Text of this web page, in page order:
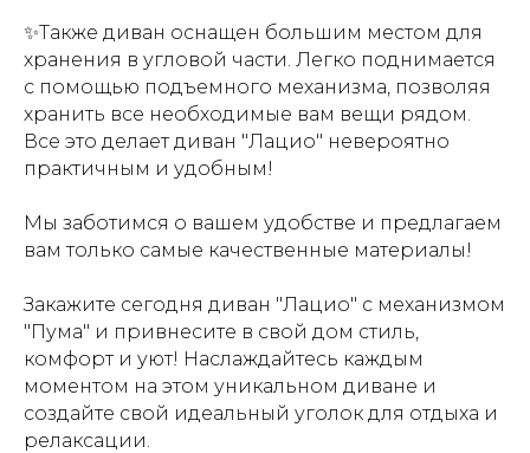
✨Также диван оснащен большим местом для
хранения в угловой части. Легко поднимается
с помощью подъемного механизма, позволяя
хранить все необходимые вам вещи рядом.
Все это делает диван "Лацио" невероятно
практичным и удобным!
Мы заботимся о вашем удобстве и предлагаем
вам только самые качественные материалы!
Закажите сегодня диван "Лацио" с механизмом
"Пума" и привнесите в свой дом стиль,
комфорт и уют! Наслаждайтесь каждым
моментом на этом уникальном диване и
создайте свой идеальный уголок для отдыха и
релаксации.